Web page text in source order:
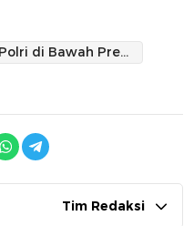
Polri di Bawah Presiden
Tim Redaksi